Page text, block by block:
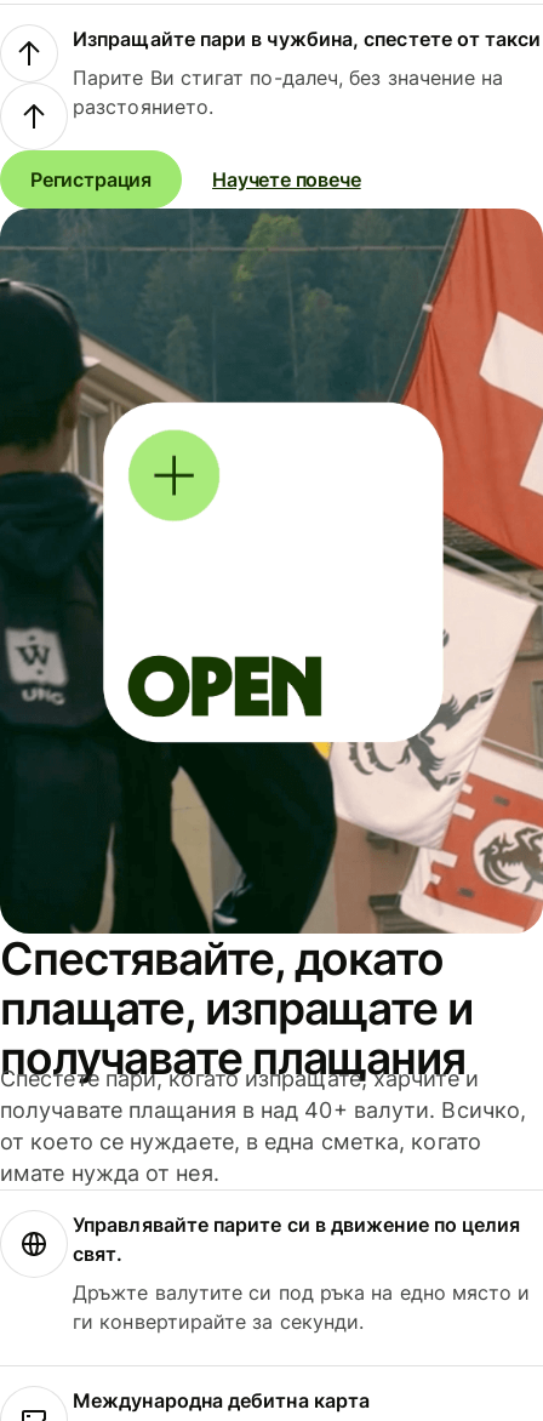
Изпращайте пари в чужбина, спестете от такси
Парите Ви стигат по-далеч, без значение на
разстоянието.
Регистрация Научете повече
Спестявайте, докато
плащате, изпращате и
получавате плащания
Спестете пари, когато изпращате, харчите и
получавате плащания в над 40+ валути. Всичко,
от което се нуждаете, в една сметка, когато
имате нужда от нея.
Управлявайте парите си в движение по целия
свят.
Дръжте валутите си под ръка на едно място и
ги конвертирайте за секунди.
Международна дебитна карта